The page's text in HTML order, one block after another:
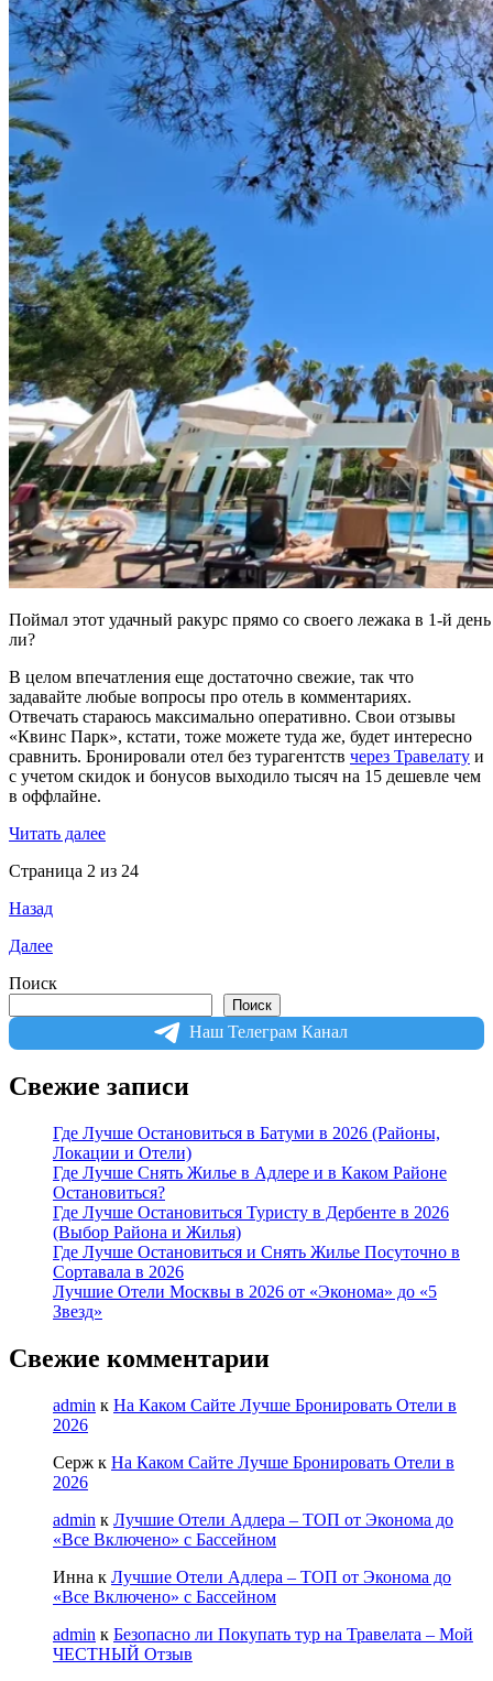
Поймал этот удачный ракурс прямо со своего лежака в 1-й
ли?
В целом впечатления еще достаточно свежие, так что
задавайте любые вопросы про отель в комментариях.
Отвечать стараюсь максимально оперативно. Свои отзывы
«Квинс Парк», кстати, тоже можете туда же, будет интересно
сравнить. Бронировали отел без турагентств через Травелату и
с учетом скидок и бонусов выходило тысяч на 15 дешевле чем
в оффлайне.
Читать далее
Страница 2 из 24
Назад
Далее
Поиск
Поиск
Наш Телеграм Канал
Свежие записи
Где Лучше Остановиться в Батуми в 2026 (Районы,
Локации и Отели)
Где Лучше Снять Жилье в Адлере и в Каком Районе
Остановиться?
Где Лучше Остановиться Туристу в Дербенте в 2026
(Выбор Района и Жилья)
Где Лучше Остановиться и Снять Жилье Посуточно в
Сортавала в 2026
Лучшие Отели Москвы в 2026 от «Эконома» до «5
Звезд»
Свежие комментарии
admin к На Каком Сайте Лучше Бронировать Отели в
2026
Серж к На Каком Сайте Лучше Бронировать Отели в
2026
admin к Лучшие Отели Адлера – ТОП от Эконома до
«Все Включено» с Бассейном
Инна к Лучшие Отели Адлера – ТОП от Эконома до
«Все Включено» с Бассейном
admin к Безопасно ли Покупать тур на Травелата – Мой
ЧЕСТНЫЙ Отзыв